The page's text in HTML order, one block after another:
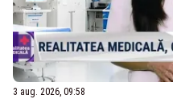
3 aug. 2026, 09:58